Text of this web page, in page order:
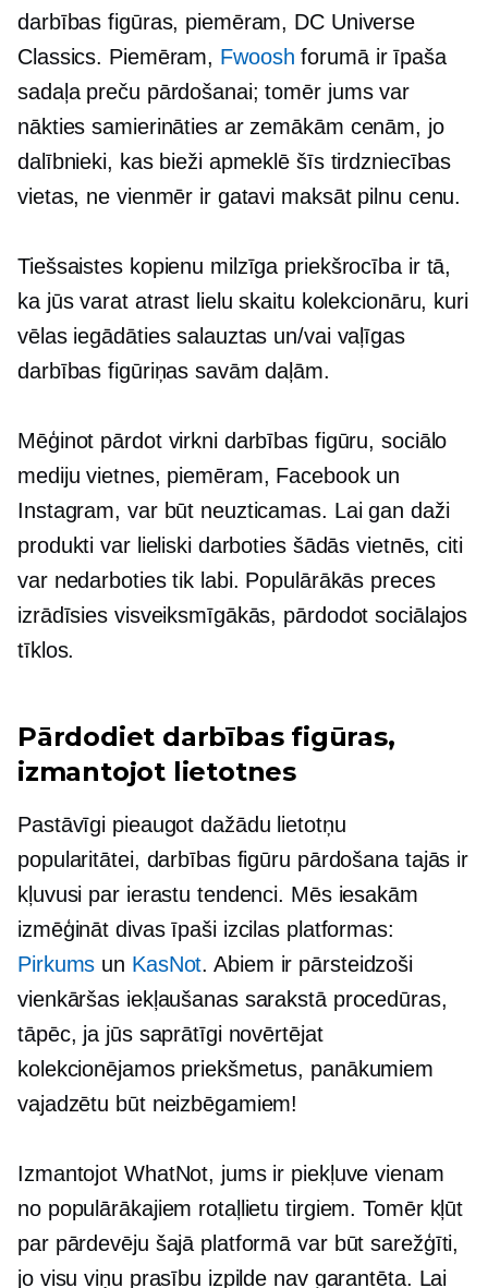
darbības figūras, piemēram, DC Universe
Classics. Piemēram, Fwoosh forumā ir īpaša
sadaļa preču pārdošanai; tomēr jums var
nākties samierināties ar zemākām cenām, jo ​​
dalībnieki, kas bieži apmeklē šīs tirdzniecības
vietas, ne vienmēr ir gatavi maksāt pilnu cenu.
Tiešsaistes kopienu milzīga priekšrocība ir tā,
ka jūs varat atrast lielu skaitu kolekcionāru, kuri
vēlas iegādāties salauztas un/vai vaļīgas
darbības figūriņas savām daļām.
Mēģinot pārdot virkni darbības figūru, sociālo
mediju vietnes, piemēram, Facebook un
Instagram, var būt neuzticamas. Lai gan daži
produkti var lieliski darboties šādās vietnēs, citi
var nedarboties tik labi. Populārākās preces
izrādīsies visveiksmīgākās, pārdodot sociālajos
tīklos.
Pārdodiet darbības figūras,
izmantojot lietotnes
Pastāvīgi pieaugot dažādu lietotņu
popularitātei, darbības figūru pārdošana tajās ir
kļuvusi par ierastu tendenci. Mēs iesakām
izmēģināt divas īpaši izcilas platformas:
Pirkums un KasNot. Abiem ir pārsteidzoši
vienkāršas iekļaušanas sarakstā procedūras,
tāpēc, ja jūs saprātīgi novērtējat
kolekcionējamos priekšmetus, panākumiem
vajadzētu būt neizbēgamiem!
Izmantojot WhatNot, jums ir piekļuve vienam
no populārākajiem rotaļlietu tirgiem. Tomēr kļūt
par pārdevēju šajā platformā var būt sarežģīti,
jo visu viņu prasību izpilde nav garantēta. Lai